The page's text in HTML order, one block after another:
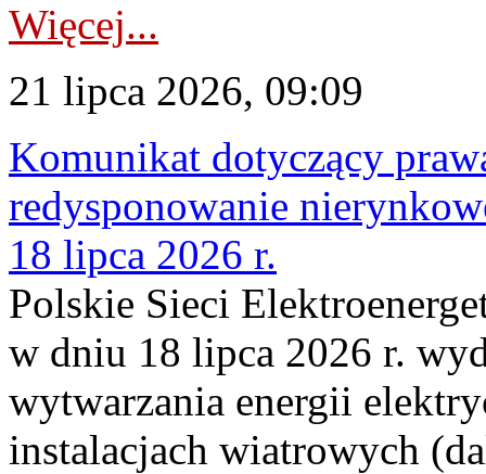
Więcej...
21 lipca 2026, 09:09
Komunikat dotyczący
redysponowanie
18 lipca 2026 r.
Polskie Sieci
w dniu 18 lipca 2026 r.
wytwarzania energii
instalacjach wiatrowych